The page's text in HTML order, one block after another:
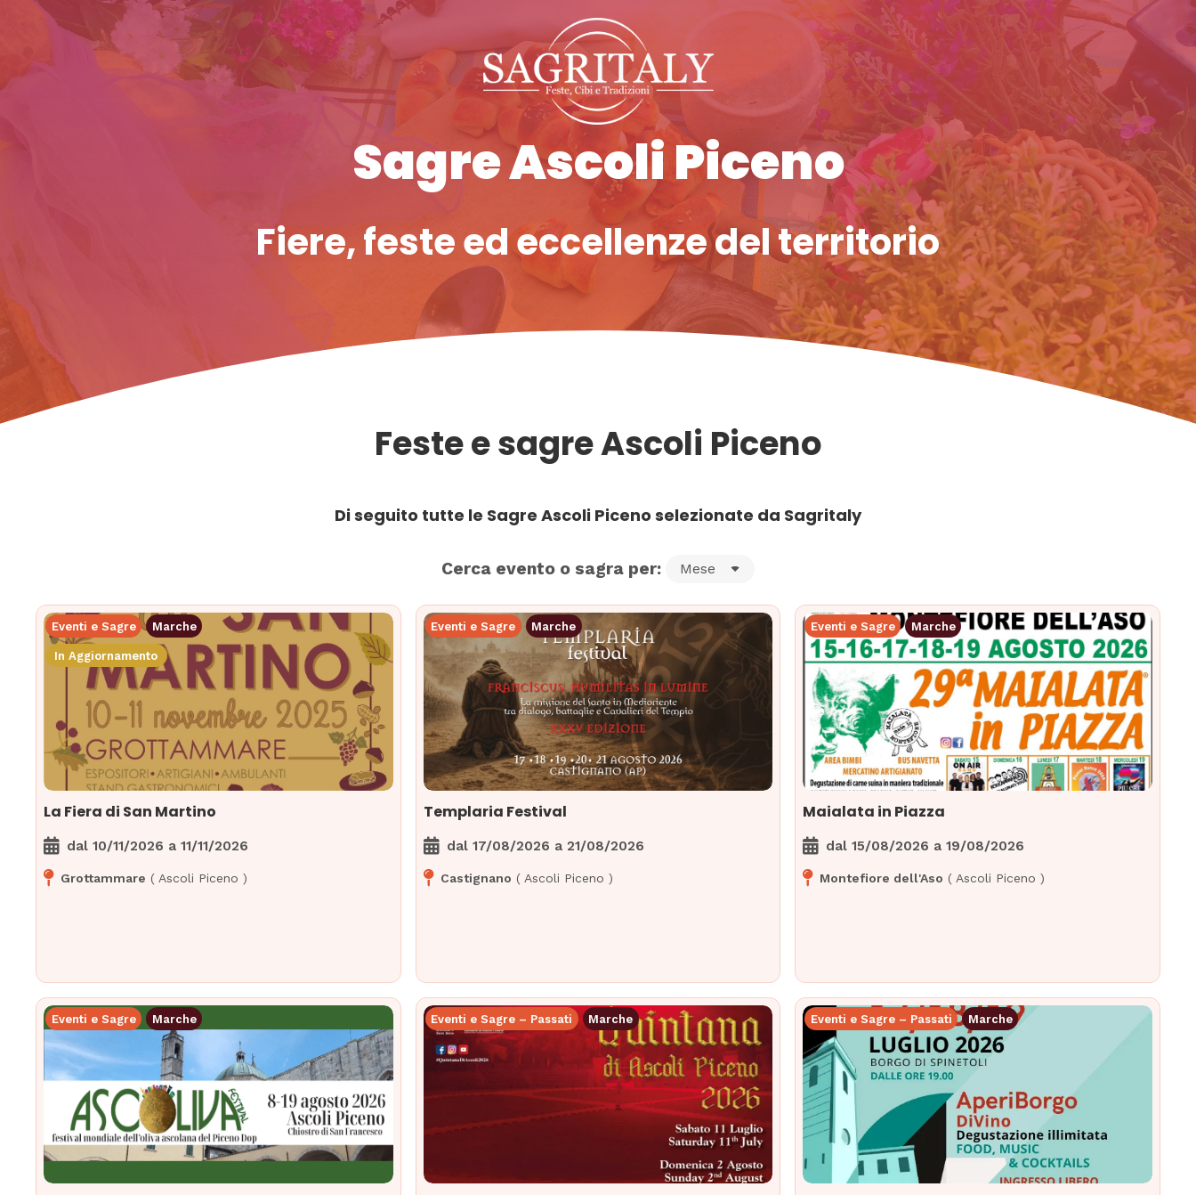
Sagre Ascoli Piceno
Fiere, feste ed eccellenze del territorio
Feste e sagre Ascoli Piceno
Di seguito tutte le Sagre Ascoli Piceno selezionate da Sagritaly
Cerca evento o sagra per: Mese
In Aggiornamento
Eventi e Sagre Marche
La Fiera di San Martino
dal10/11/2026 a 11/11/2026
Grottammare (Ascoli Piceno )
Eventi e Sagre Marche
Templaria Festival
dal 17/08/2026 a 21/08/2026
Castignano ( Ascoli Piceno )
Eventi e Sagre Marche
Maialata in Piazza
dal15/08/2026 a 19/08/2026
Montefiore dell'Aso (Ascoli Piceno )
Eventi e Sagre Marche Eventi e Sagre – Passati Marche Eventi e Sagre – Passati Marche